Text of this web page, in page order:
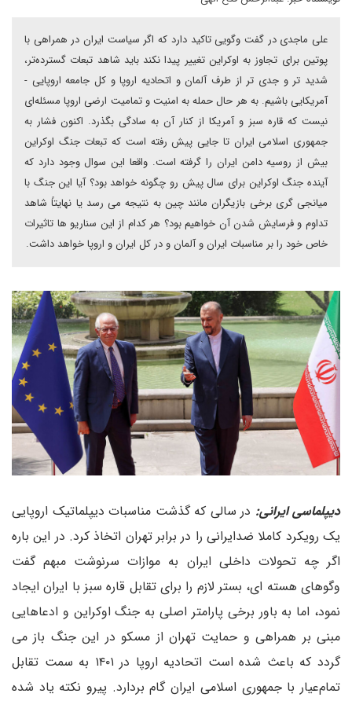
علی ماجدی در گفت وگویی تاکید دارد که اگر سیاست ایران در همراهی با
پوتین برای تجاوز به اوکراین تغییر پیدا نکند باید شاهد تبعات گسترده‌تر،
شدید تر و جدی تر از طرف آلمان و اتحادیه اروپا و کل جامعه اروپایی -
آمریکایی باشیم. به هر حال حمله به امنیت و تمامیت ارضی اروپا مسئله‌ای
نیست که قاره سبز و آمریکا از کنار آن به سادگی بگذرد. اکنون فشار به
جمهوری اسلامی ایران تا جایی پیش رفته است که تبعات جنگ اوکراین
بیش از روسیه دامن ایران را گرفته است. واقعا این سوال وجود دارد که
آینده جنگ اوکراین برای سال پیش رو چگونه خواهد بود؟ آیا این جنگ با
میانجی گری برخی بازیگران مانند چین به نتیجه می رسد یا نهایتاً شاهد
تداوم و فرسایش شدن آن خواهیم بود؟ هر کدام از این سناریو ها تاثیرات
خاص خود را بر مناسبات ایران و آلمان و در کل ایران و اروپا خواهد داشت.
دیپلماسی ایرانی: در سالی که گذشت مناسبات دیپلماتیک اروپایی
یک رویکرد کاملا ضدایرانی را در برابر تهران اتخاذ کرد. در این باره
اگر چه تحولات داخلی ایران به موازات سرنوشت مبهم گفت
وگوهای هسته ای، بستر لازم را برای تقابل قاره سبز با ایران ایجاد
نمود، اما به باور برخی پارامتر اصلی به جنگ اوکراین و ادعاهایی
مبنی بر همراهی و حمایت تهران از مسکو در این جنگ باز می
گردد که باعث شده است اتحادیه اروپا در ۱۴۰۱ به سمت تقابل
تمام‌عیار با جمهوری اسلامی ایران گام بردارد. پیرو نکته یاد شده